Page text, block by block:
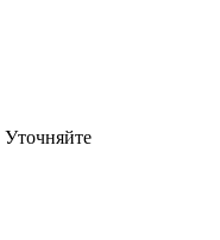
Уточняйте